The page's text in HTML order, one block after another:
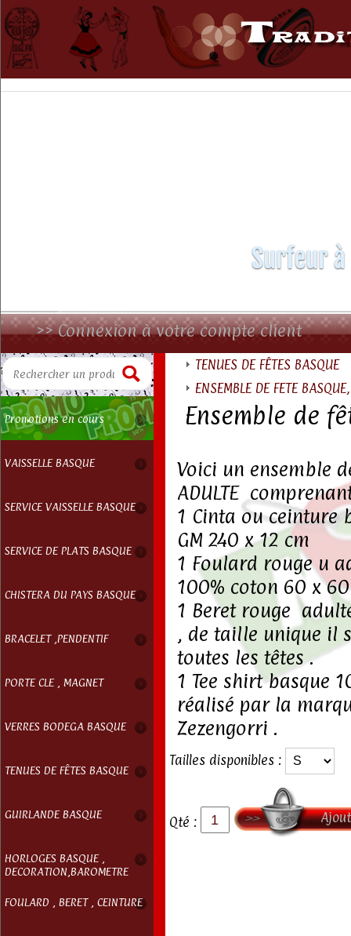
Surfeur
>> Connexion à votre compte client
Promotions en cours
VAISSELLE BASQUE
SERVICE VAISSELLE BASQUE
SERVICE DE PLATS BASQUE
CHISTERA DU PAYS BASQUE
BRACELET ,PENDENTIF
PORTE CLE , MAGNET
VERRES BODEGA BASQUE
TENUES DE FÊTES BASQUE
GUIRLANDE BASQUE
HORLOGES BASQUE ,
DECORATION,BAROMETRE
FOULARD , BERET , CEINTURE
TENUES DE FÊTES BASQUE
ENSEMBLE DE FETE
Ensemble de
Voici un ensemble
ADULTE
1 Cinta ou ceinture
GM 240 x 12 cm
1 Foulard rouge u
100% coton 60 x
1 Beret rouge
, de taille unique il
toutes les têtes .
1 Tee shirt basque
réalisé par la
Zezengorri .
Tailles disponibles :
Qté :